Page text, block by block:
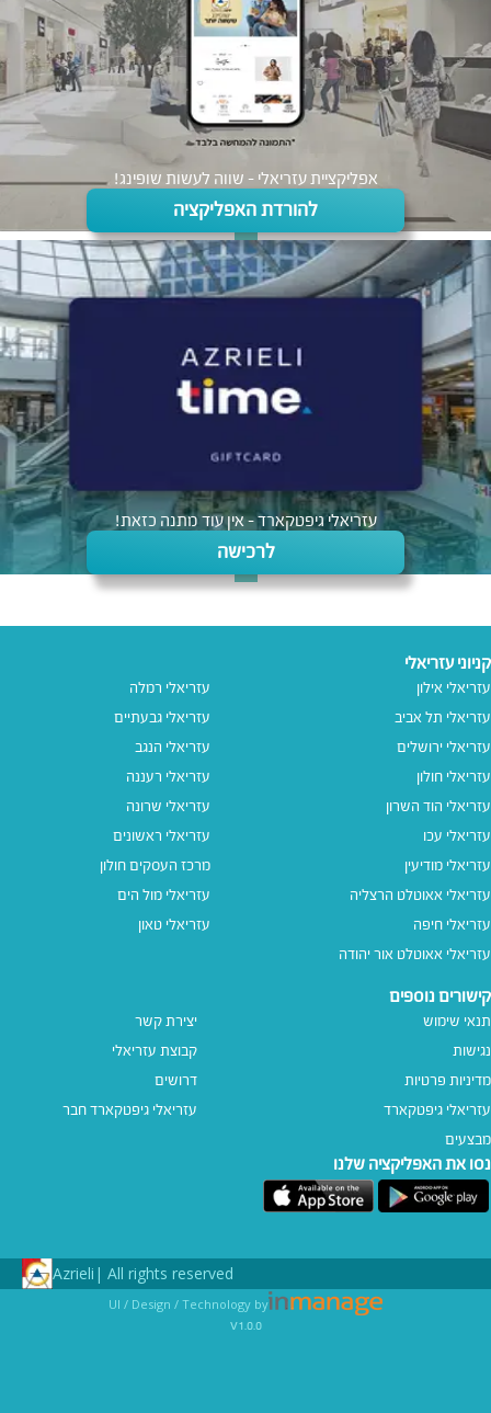
אפליקציית עזריאלי - שווה לעשות שופינג!
להורדת האפליקציה
עזריאלי גיפטקארד - אין עוד מתנה כזאת!
לרכישה
קניוני עזריאלי
עזריאלי אילון
עזריאלי תל אביב
עזריאלי ירושלים
עזריאלי חולון
עזריאלי הוד השרון
עזריאלי עכו
עזריאלי מודיעין
עזריאלי אאוטלט הרצליה
עזריאלי חיפה
עזריאלי אאוטלט אור יהודה
עזריאלי רמלה
עזריאלי גבעתיים
עזריאלי הנגב
עזריאלי רעננה
עזריאלי שרונה
עזריאלי ראשונים
מרכז העסקים חולון
עזריאלי מול הים
עזריאלי טאון
קישורים נוספים
תנאי שימוש
נגישות
מדיניות פרטיות
עזריאלי גיפטקארד
מבצעים
יצירת קשר
קבוצת עזריאלי
דרושים
עזריאלי גיפטקארד חבר‎
נסו את האפליקציה שלנו
All rights reserved |
Azrieli
UI / Design / Technology by
v1.0.0